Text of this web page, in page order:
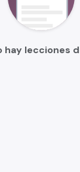
hay lecciones